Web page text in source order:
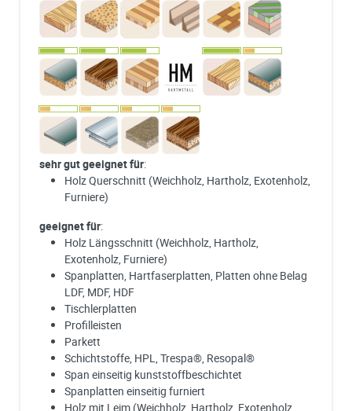
sehr gut geeignet für:
Holz Querschnitt (Weichholz, Hartholz, Exotenholz,
Furniere)
geeignet für:
Holz Längsschnitt (Weichholz, Hartholz,
Exotenholz, Furniere)
Spanplatten, Hartfaserplatten, Platten ohne Belag
LDF, MDF, HDF
Tischlerplatten
Profilleisten
Parkett
Schichtstoffe, HPL, Trespa®, Resopal®
Span einseitig kunststoffbeschichtet
Spanplatten einseitig furniert
Holz mit Leim (Weichholz, Hartholz, Exotenholz,